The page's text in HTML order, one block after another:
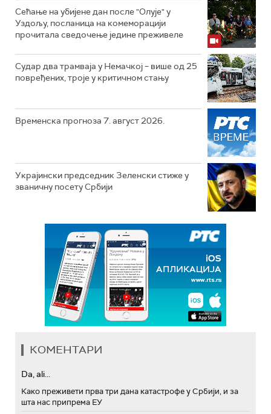
Сећање на убијене дан после "Олује" у
Уздољу, посланица на комеморацији
прочитала сведочење једине преживеле
Судар два трамваја у Немачкој – више од 25
повређених, троје у критичном стању
Временска прогноза 7. август 2026.
Украјински председник Зеленски стиже у
званичну посету Србији
КОМЕНТАРИ
Da, ali...
Како преживети прва три дана катастрофе у Србији, и за
шта нас припрема ЕУ